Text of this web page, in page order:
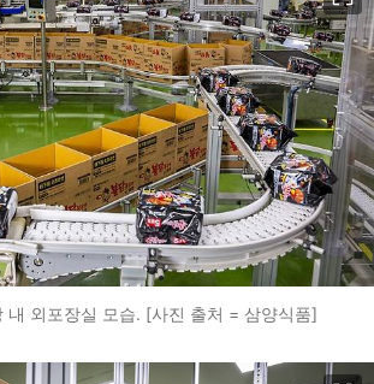
내 외포장실 모습. [사진 출처 = 삼양식품]